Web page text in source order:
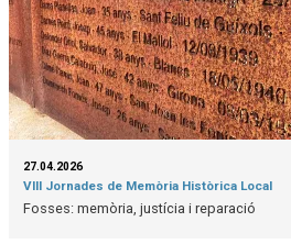
27.04.2026
VIII Jornades de Memòria Històrica Local
Fosses: memòria, justícia i reparació